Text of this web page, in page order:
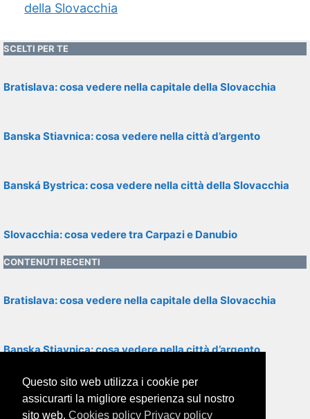
della Slovacchia
SCELTI PER TE
Bratislava: cosa vedere nella capitale della Slovacchia
Banska Stiavnica: cosa vedere nella città d’argento
Banská Bystrica: cosa vedere nella città della Slovacchia
Slovacchia: cosa vedere tra Carpazi e Danubio
CONTENUTI RECENTI
Bratislava: cosa vedere nella capitale della Slovacchia
Banska Stiavnica: cosa vedere nella città d’argento
Slovacchia: cosa vedere tra Carpazi e Danubio
Questo sito web utilizza i cookie per
assicurarti la migliore esperienza sul nostro
sito web. Cookies policy Privacy policy